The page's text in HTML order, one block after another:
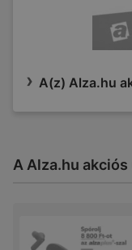
A(z) Alza.hu
A Alza.hu